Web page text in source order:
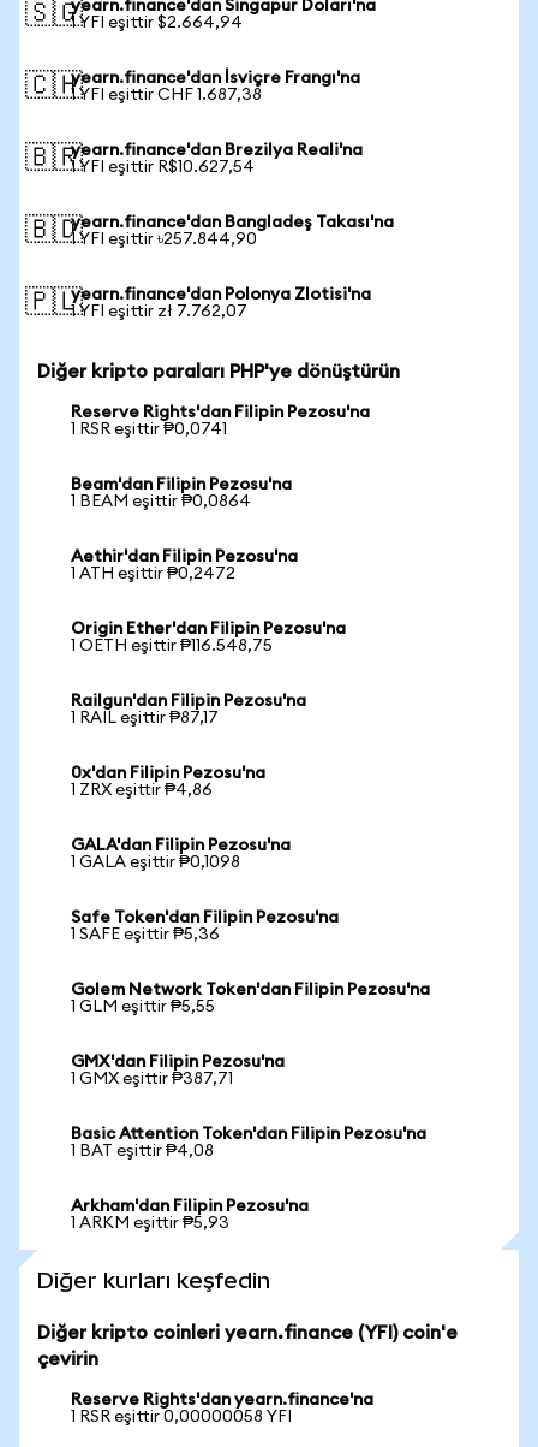
🇸🇬yearn.finance'dan Singapur Doları'na
1 YFI eşittir $2.664,94
🇨🇭yearn.finance'dan İsviçre Frangı'na
1 YFI eşittir CHF 1.687,38
🇧🇷yearn.finance'dan Brezilya Reali'na
1 YFI eşittir R$10.627,54
🇧🇩yearn.finance'dan Bangladeş Takası'na
1 YFI eşittir ৳257.844,90
🇵🇱yearn.finance'dan Polonya Zlotisi'na
1 YFI eşittir zł 7.762,07
Diğer kripto paraları PHP'ye dönüştürün
Reserve Rights'dan Filipin Pezosu'na
1 RSR eşittir ₱0,0741
Beam'dan Filipin Pezosu'na
1 BEAM eşittir ₱0,0864
Aethir'dan Filipin Pezosu'na
1 ATH eşittir ₱0,2472
Origin Ether'dan Filipin Pezosu'na
1 OETH eşittir ₱116.548,75
Railgun'dan Filipin Pezosu'na
1 RAIL eşittir ₱87,17
0x'dan Filipin Pezosu'na
1 ZRX eşittir ₱4,86
GALA'dan Filipin Pezosu'na
1 GALA eşittir ₱0,1098
Safe Token'dan Filipin Pezosu'na
1 SAFE eşittir ₱5,36
Golem Network Token'dan Filipin Pezosu'na
1 GLM eşittir ₱5,55
GMX'dan Filipin Pezosu'na
1 GMX eşittir ₱387,71
Basic Attention Token'dan Filipin Pezosu'na
1 BAT eşittir ₱4,08
Arkham'dan Filipin Pezosu'na
1 ARKM eşittir ₱5,93
Diğer kurları keşfedin
Diğer kripto coinleri yearn.finance (YFI) coin'e
çevirin
Reserve Rights'dan yearn.finance'na
1 RSR eşittir 0,00000058 YFI